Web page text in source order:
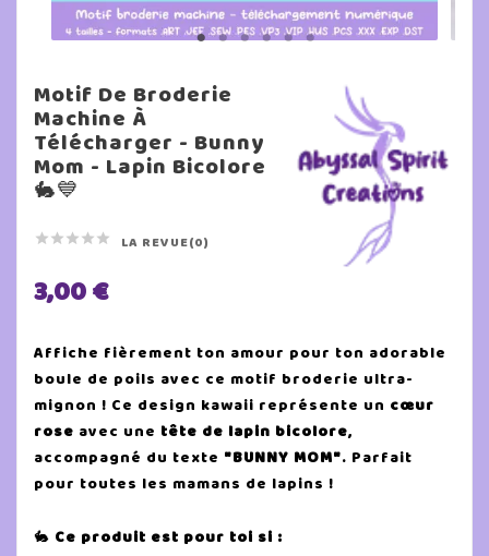
Motif De Broderie
Machine À
Télécharger - Bunny
Mom - Lapin Bicolore
🐇💙
     LA REVUE(0)
3,00 €
Affiche fièrement ton amour pour ton adorable
boule de poils avec ce motif broderie ultra-
mignon ! Ce design kawaii représente un cœur
rose avec une tête de lapin bicolore,
accompagné du texte "BUNNY MOM". Parfait
pour toutes les mamans de lapins !
🐇 Ce produit est pour toi si :